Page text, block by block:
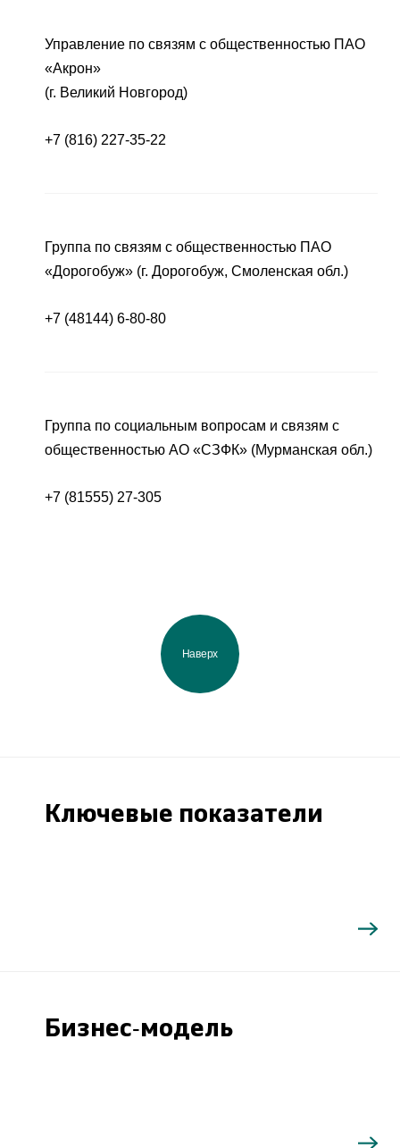
Управление по связям с общественностью ПАО
«Акрон»
(г. Великий Новгород)
+7 (816) 227-35-22
Группа по связям с общественностью ПАО
«Дорогобуж» (г. Дорогобуж, Смоленская обл.)
+7 (48144) 6-80-80
Группа по социальным вопросам и связям с
общественностью АО «СЗФК» (Мурманская обл.)
+7 (81555) 27-305
Наверх
Ключевые показатели
Бизнес-модель